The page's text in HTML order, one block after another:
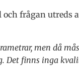
frågan utreds
men då
Det finns inga